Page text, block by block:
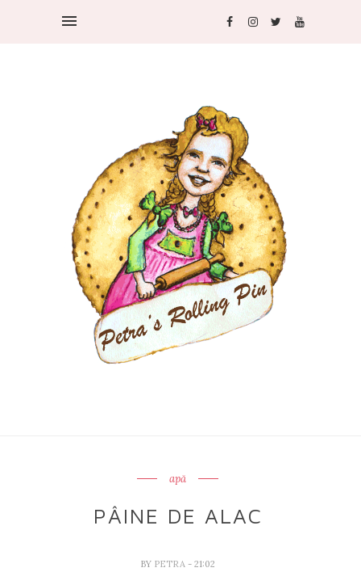
apă
PÂINE DE ALAC
BY PETRA - 21:02